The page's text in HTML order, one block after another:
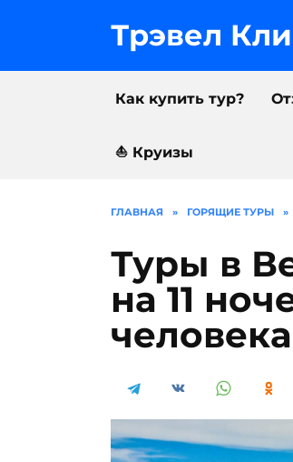
Трэвел
Как купить тур?
⛵️ Круизы
ГЛАВНАЯ » ГОРЯЩИЕ ТУРЫ »
Туры в
на 11
человека